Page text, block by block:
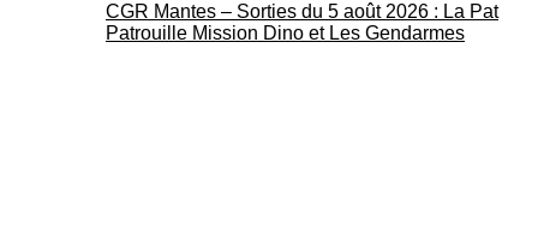
CGR Mantes – Sorties du 5 août 2026 : La Pat
Patrouille Mission Dino et Les Gendarmes